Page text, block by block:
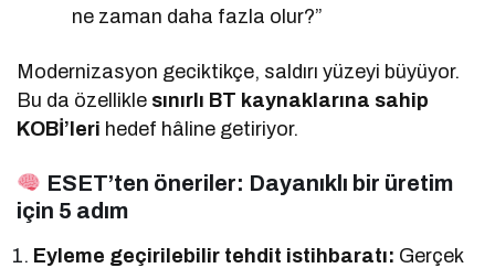
ne zaman daha fazla olur?”
Modernizasyon geciktikçe, saldırı yüzeyi büyüyor.
Bu da özellikle sınırlı BT kaynaklarına sahip
KOBİ’leri hedef hâline getiriyor.
ESET’ten öneriler: Dayanıklı bir üretim
için 5 adım
Eyleme geçirilebilir tehdit istihbaratı: Gerçek